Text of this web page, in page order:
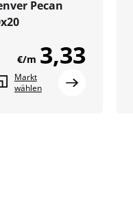
Pecan
€/m 3,33
Markt
wählen